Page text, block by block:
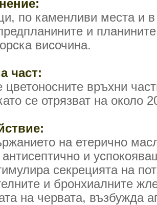
по каменливи места и в
и
височина.
част:
цветоносните връхни
се отрязват на около
на етерично
и
секрецията на
и бронхиалните
на червата, възбужда